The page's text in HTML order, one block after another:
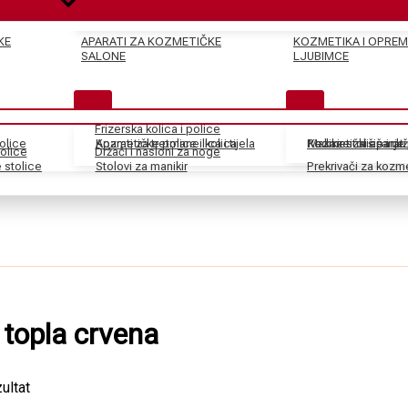
Frizerska kolica i police
Držači i nasloni za noge
stolice
Kozmetičke police i kolica
Stolovi za manikir
Pedikir stolice i
Prekrivači za
APARATI ZA KOZMETIČKE
SALONE
Aparati za tretmane lica i tijela Kozmetički
KOZMETIKA I
LJUBIMCE
Makaze za šišanje
crvena